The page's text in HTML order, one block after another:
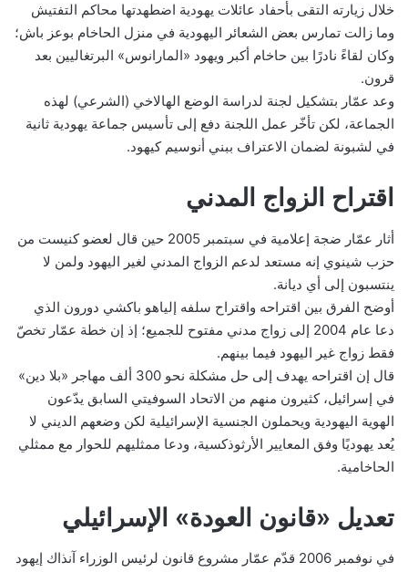
خلال زيارته التقى بأحفاد عائلات يهودية اضطهدتها محاكم التفتيش
وما زالت تمارس بعض الشعائر اليهودية في منزل الحاخام بوعز باش؛
وكان لقاءً نادرًا بين حاخام أكبر ويهود «المارانوس» البرتغاليين بعد
قرون.
وعد عمّار بتشكيل لجنة لدراسة الوضع الهالاخي (الشرعي) لهذه
الجماعة، لكن تأخّر عمل اللجنة دفع إلى تأسيس جماعة يهودية ثانية
في لشبونة لضمان الاعتراف ببني أنوسيم كيهود.
اقتراح الزواج المدني
أثار عمّار ضجة إعلامية في سبتمبر 2005 حين قال لعضو كنيست من
حزب شينوي إنه مستعد لدعم الزواج المدني لغير اليهود ولمن لا
ينتسبون إلى أي ديانة.
أوضح الفرق بين اقتراحه واقتراح سلفه إلياهو باكشي دورون الذي
دعا عام 2004 إلى زواج مدني مفتوح للجميع؛ إذ إن خطة عمّار تخصّ
فقط زواج غير اليهود فيما بينهم.
قال إن اقتراحه يهدف إلى حل مشكلة نحو 300 ألف مهاجر «بلا دين»
في إسرائيل، كثيرون منهم من الاتحاد السوفيتي السابق يدّعون
الهوية اليهودية ويحملون الجنسية الإسرائيلية لكن وضعهم الديني لا
يُعد يهوديًا وفق المعايير الأرثوذكسية، ودعا ممثليهم للحوار مع ممثلي
الحاخامية.
تعديل «قانون العودة» الإسرائيلي
في نوفمبر 2006 قدّم عمّار مشروع قانون لرئيس الوزراء آنذاك إيهود